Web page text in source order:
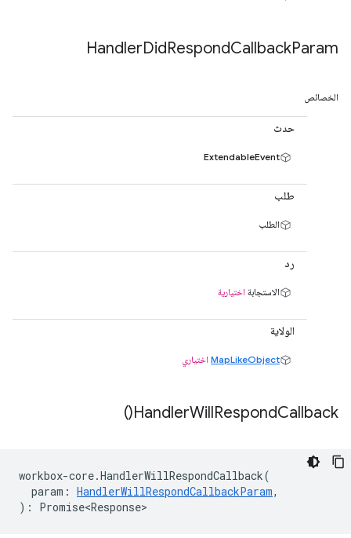
HandlerDidRespondCallbackParam
الخصائص
حدث
ExtendableEvent
طلب
الطلب
رد
الاستجابة اختيارية
الولاية
MapLikeObject اختياري
HandlerWillRespondCallback(
)
workbox-core.HandlerWillRespondCallback(
param : HandlerWillRespondCallbackParam,
) : Promise<Response>